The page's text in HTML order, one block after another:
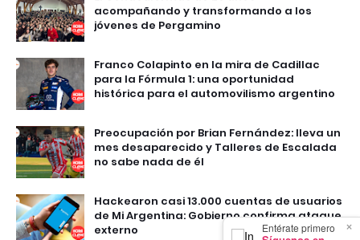
×
Entérate primero
acompañando y transformando a los
jóvenes de Pergamino
Franco Colapinto en la mira de Cadillac
para la Fórmula 1: una oportunidad
histórica para el automovilismo argentino
Preocupación por Brian Fernández: lleva un
mes desaparecido y Talleres de Escalada
no sabe nada de él
Hackearon casi 13.000 cuentas de usuarios
de Mi Argentina: Gobierno confirma ataque
externo